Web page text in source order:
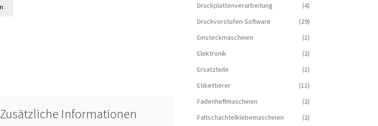
Zusätzliche Informationen
Druckplattenverarbeitung
(4)
Druckvorstufen-Software
(29)
Einsteckmaschinen
(1)
Elektronik
(2)
Ersatzteile
(1)
Etikettierer
(11)
Fadenheftmaschinen
(2)
Faltschachtelklebemaschinen
(2)